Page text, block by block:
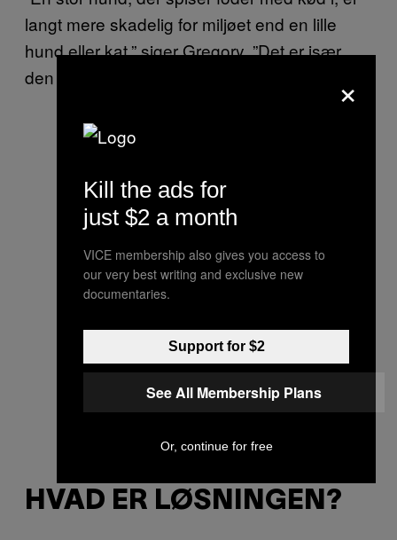
langt mere skadelig for miljøet end en lille
hund eller kat,” siger Gregory. ”Det er især
den kødholdige kost, der gør det.”
HVAD ER LØSNINGEN?
×
Kill the ads for
just $2 a month
VICE membership also gives you access to
our very best writing and exclusive new
documentaries.
Support for $2
See All Membership Plans
Or, continue for free